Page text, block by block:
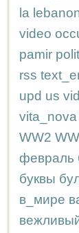
la
video
pamir
rss
upd us
vita_nova
WW2
февраль
буквы
в_мире